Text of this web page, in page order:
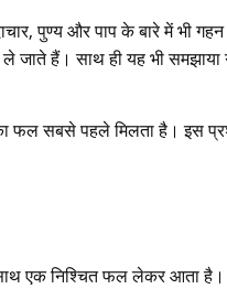
पुण्य और पाप के बारे में भी गहन
जाते हैं। साथ ही यह भी
फल सबसे पहले मिलता है। इस
एक निश्चित फल लेकर आता है।